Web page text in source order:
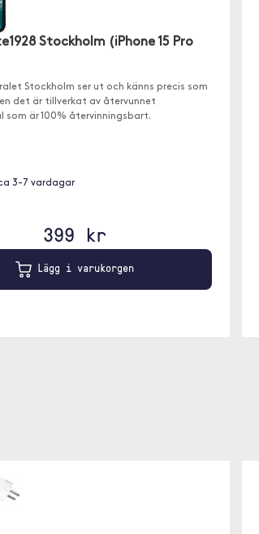
Stockholm (iPhone 15 Pro
Stockholm ser ut och känns precis som
det är tillverkat av återvunnet
som är 100% återvinningsbart.
3-7 vardagar
399 kr
Lägg i varukorgen